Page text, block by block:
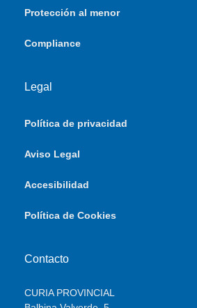
Protección al menor
Compliance
Legal
Política de privacidad
Aviso Legal
Accesibilidad
Política de Cookies
Contacto
CURIA PROVINCIAL